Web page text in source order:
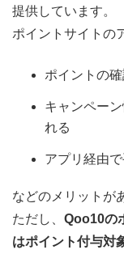
提供しています。
ポイントサイトの
ポイントの
キャンペー
れる
アプリ経由
などのメリットが
ただし、 Qoo10の
はポイント付与対